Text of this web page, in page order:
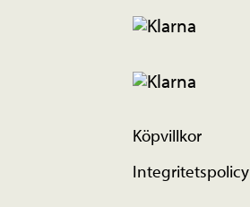
Köpvillkor
Integritetspolicy